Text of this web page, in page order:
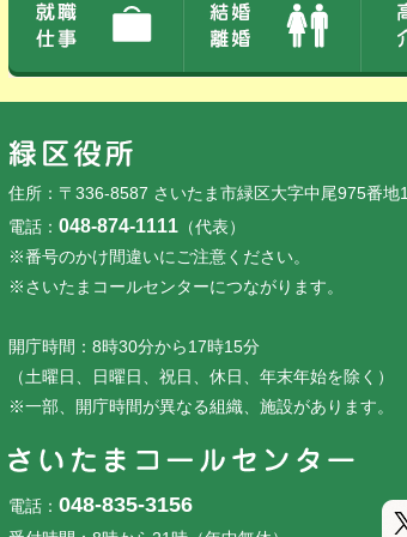
住所：〒336-8587 さいたま市緑区大字中尾975番地1
電話： 048-874-1111 （代表）
※番号のかけ間違いにご注意ください。
※さいたまコールセンターにつながります。
開庁時間：8時30分から17時15分
（土曜日、日曜日、祝日、休日、年末年始を除く）
※一部、開庁時間が異なる組織、施設があります。
電話： 048-835-3156